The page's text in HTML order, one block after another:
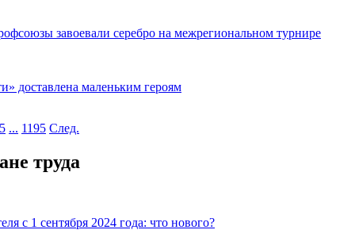
завоевали серебро на межрегиональном турнире
доставлена маленьким героям
5 ... 1195 След.
труда
с 1 сентября 2024 года: что нового?